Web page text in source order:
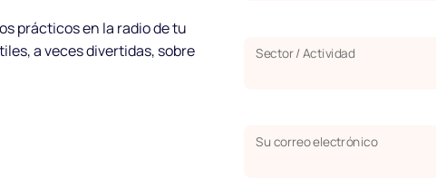
Sobre nosotros
prácticos en la radio de tu
a veces divertidas, sobre
Sector / Actividad
Su correo electrónico